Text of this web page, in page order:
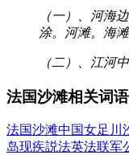
（一）、河海
涂。河滩。海滩
（二）、江河
法国沙滩相关词语
法国沙滩中国女足 川
岛现疾説法英法联军